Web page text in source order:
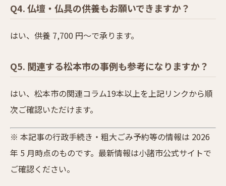
Q4. 仏壇・仏具の供養もお願いできますか？
はい、供養 7,700 円〜で承ります。
Q5. 関連する松本市の事例も参考になりますか？
はい、松本市の関連コラム19本以上を上記リンクから順
次ご確認いただけます。
※ 本記事の行政手続き・粗大ごみ予約等の情報は 2026
年 5 月時点のものです。最新情報は小諸市公式サイトで
ご確認ください。